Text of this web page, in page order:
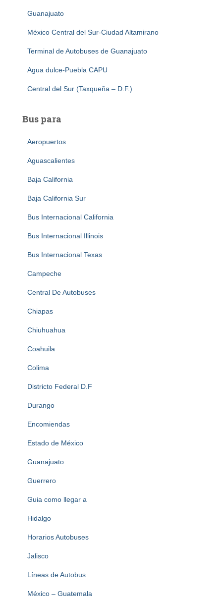
Guanajuato
México Central del Sur-Ciudad Altamirano
Terminal de Autobuses de Guanajuato
Agua dulce-Puebla CAPU
Central del Sur (Taxqueña – D.F.)
Bus para
Aeropuertos
Aguascalientes
Baja California
Baja California Sur
Bus Internacional California
Bus Internacional Illinois
Bus Internacional Texas
Campeche
Central De Autobuses
Chiapas
Chiuhuahua
Coahuila
Colima
Districto Federal D.F
Durango
Encomiendas
Estado de México
Guanajuato
Guerrero
Guia como llegar a
Hidalgo
Horarios Autobuses
Jalisco
Líneas de Autobus
México – Guatemala